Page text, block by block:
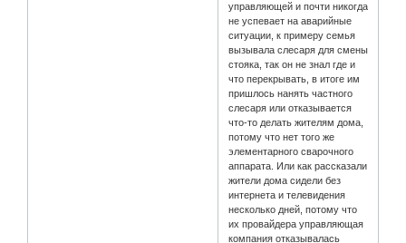
управляющей и почти никогда
не успевает на аварийные
ситуации, к примеру семья
вызывала слесаря для смены
стояка, так он не знал где и
что перекрывать, в итоге им
пришлось нанять частного
слесаря или отказывается
что-то делать жителям дома,
потому что нет того же
элементарного сварочного
аппарата. Или как рассказали
жители дома сидели без
интернета и телевидения
несколько дней, потому что
их провайдера управляющая
компания отказывалась